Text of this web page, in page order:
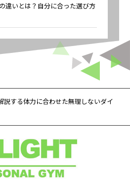
違いとは？自分に合った選び方
説する体力に合わせた無理しないダイ